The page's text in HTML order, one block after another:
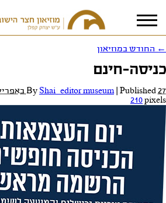
אני מאשר/ת את
← החודש במוזיאון
כניסה-חינם
By Shai_editor museum Published27 באפריל 2022
210pixels